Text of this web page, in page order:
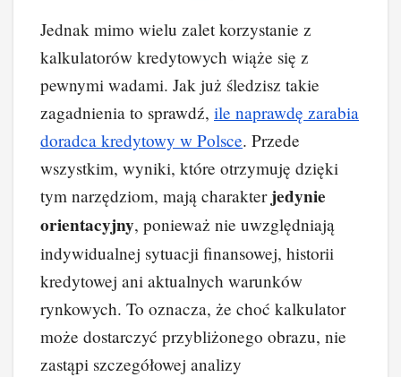
Jednak mimo wielu zalet korzystanie z
kalkulatorów kredytowych wiąże się z
pewnymi wadami. Jak już śledzisz takie
zagadnienia to sprawdź, ile naprawdę zarabia
doradca kredytowy w Polsce. Przede
wszystkim, wyniki, które otrzymuję dzięki
tym narzędziom, mają charakter jedynie
orientacyjny, ponieważ nie uwzględniają
indywidualnej sytuacji finansowej, historii
kredytowej ani aktualnych warunków
rynkowych. To oznacza, że choć kalkulator
może dostarczyć przybliżonego obrazu, nie
zastąpi szczegółowej analizy